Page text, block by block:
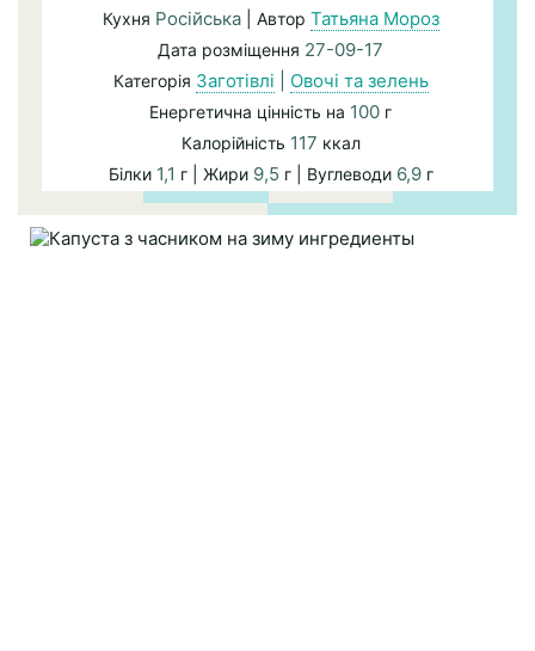
Кухня Російська| Автор Татьяна Мороз
Дата розміщення 27-09-17
Категорія Заготівлі Овочі та зелень
Енергетична цінність на 100 г
Калорійність 117 ккал
Білки 1,1 г | Жири 9,5 г | Вуглеводи 6,9г